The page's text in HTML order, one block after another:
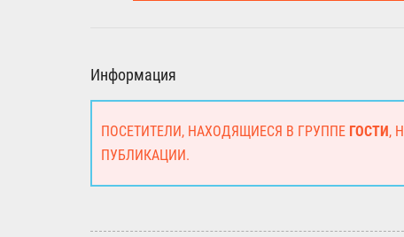
Информация
ПОСЕТИТЕЛИ, НАХОДЯЩИЕСЯ В ГРУППЕ ГОСТИ,
ПУБЛИКАЦИИ.